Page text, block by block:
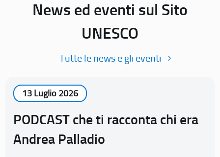
News ed eventi sul Sito
UNESCO
Tutte le news e gli eventi
13 Luglio 2026
PODCAST che ti racconta chi era
Andrea Palladio